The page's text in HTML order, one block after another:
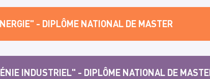
- DIPLÔME NATIONAL DE MASTER
INDUSTRIEL" - DIPLÔME NATIONAL DE